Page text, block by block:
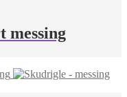
messing